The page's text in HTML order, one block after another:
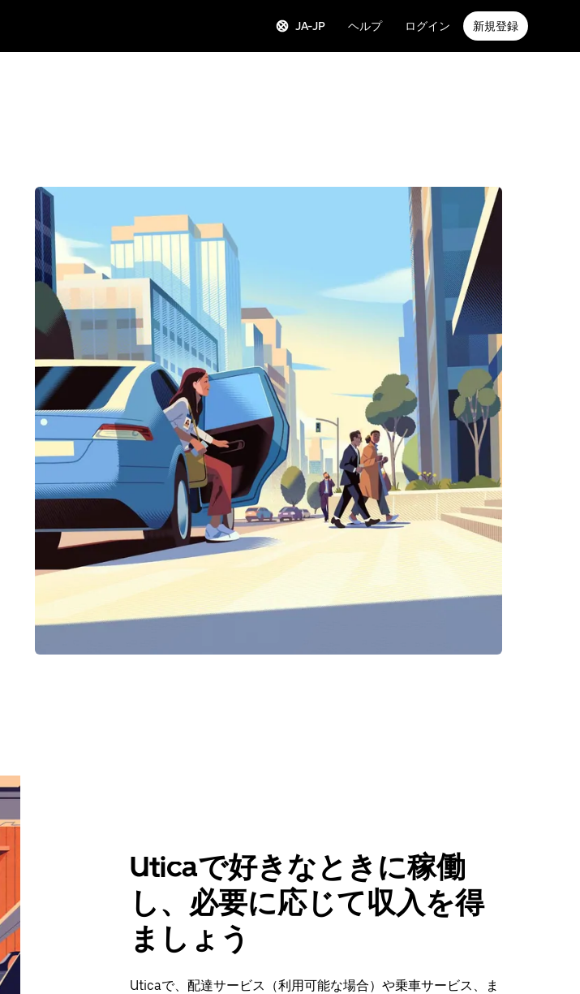
JA-JP ヘルプ ログイン 新規登録
Uticaで好きなときに稼働
し、必要に応じて収入を得
ましょう
Uticaで、配達サービス（利用可能な場合）や乗車サービス、ま